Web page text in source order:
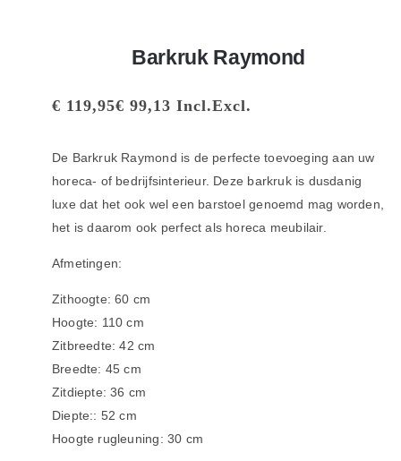
Barkruk Raymond
€ 119,95€ 99,13 Incl.Excl.
De Barkruk Raymond is de perfecte toevoeging aan uw
horeca- of bedrijfsinterieur. Deze barkruk is dusdanig
luxe dat het ook wel een barstoel genoemd mag worden,
het is daarom ook perfect als horeca meubilair.
Afmetingen:
Zithoogte: 60 cm
Hoogte: 110 cm
Zitbreedte: 42 cm
Breedte: 45 cm
Zitdiepte: 36 cm
Diepte:: 52 cm
Hoogte rugleuning: 30 cm